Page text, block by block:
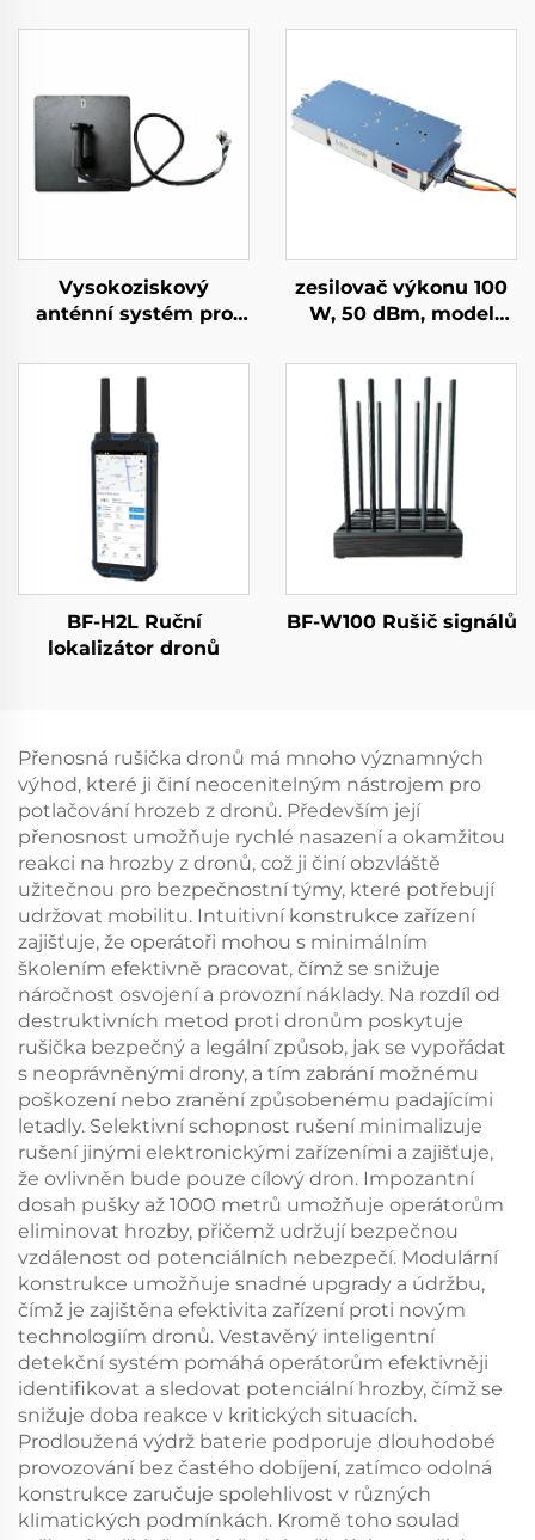
Vysokoziskový
anténní systém pro
dosahu v určitém
směru, rušič signálů
UAV, účinná
frekvenční ochrana
proti signálům dronů
zesilovač výkonu 100
W, 50 dBm, model
dronům, modul pro
potlačování dronů,
pásmo 5,2/5,8 GHz,
dostatečné stínění RF,
5,2/5,8 GHz, 100 W, 50
dBm
BF-H2L Ruční
lokalizátor dronů
BF-W100 Rušič signálů
Přenosná rušička dronů má mnoho významných
výhod, které ji činí neocenitelným nástrojem pro
potlačování hrozeb z dronů. Především její
přenosnost umožňuje rychlé nasazení a okamžitou
reakci na hrozby z dronů, což ji činí obzvláště
užitečnou pro bezpečnostní týmy, které potřebují
udržovat mobilitu. Intuitivní konstrukce zařízení
zajišťuje, že operátoři mohou s minimálním
školením efektivně pracovat, čímž se snižuje
náročnost osvojení a provozní náklady. Na rozdíl od
destruktivních metod proti dronům poskytuje
rušička bezpečný a legální způsob, jak se vypořádat
s neoprávněnými drony, a tím zabrání možnému
poškození nebo zranění způsobenému padajícími
letadly. Selektivní schopnost rušení minimalizuje
rušení jinými elektronickými zařízeními a zajišťuje,
že ovlivněn bude pouze cílový dron. Impozantní
dosah pušky až 1000 metrů umožňuje operátorům
eliminovat hrozby, přičemž udržují bezpečnou
vzdálenost od potenciálních nebezpečí. Modulární
konstrukce umožňuje snadné upgrady a údržbu,
čímž je zajištěna efektivita zařízení proti novým
technologiím dronů. Vestavěný inteligentní
detekční systém pomáhá operátorům efektivněji
identifikovat a sledovat potenciální hrozby, čímž se
snižuje doba reakce v kritických situacích.
Prodloužená výdrž baterie podporuje dlouhodobé
provozování bez častého dobíjení, zatímco odolná
konstrukce zaručuje spolehlivost v různých
klimatických podmínkách. Kromě toho soulad